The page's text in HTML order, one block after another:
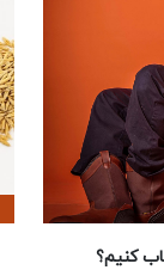
کنیم؟